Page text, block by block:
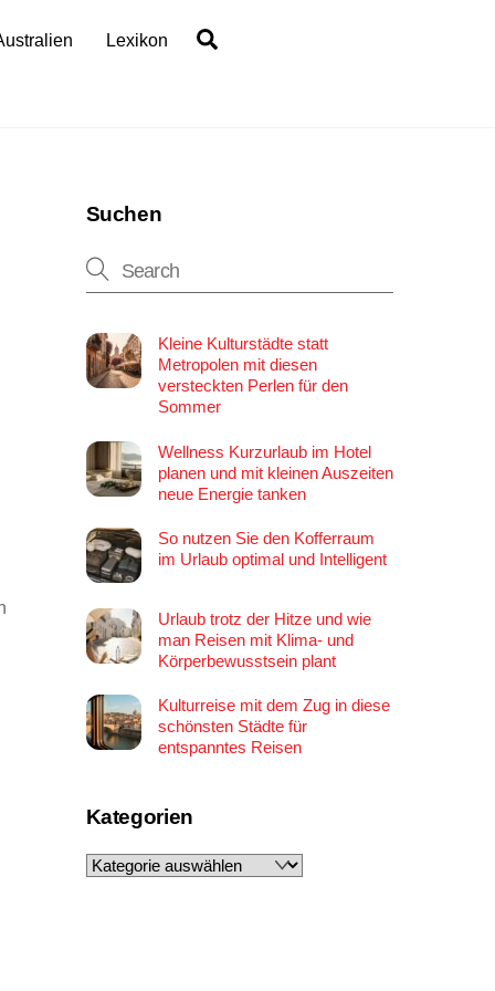
Lexikon
Suchen
Kleine Kulturstädte statt
Metropolen mit diesen
versteckten Perlen für den
Sommer
Wellness Kurzurlaub im Hotel
planen und mit kleinen Auszeiten
neue Energie tanken
So nutzen Sie den Kofferraum
im Urlaub optimal und Intelligent
Urlaub trotz der Hitze und wie
man Reisen mit Klima- und
Körperbewusstsein plant
Kulturreise mit dem Zug in diese
schönsten Städte für
entspanntes Reisen
Kategorien
Kategorien